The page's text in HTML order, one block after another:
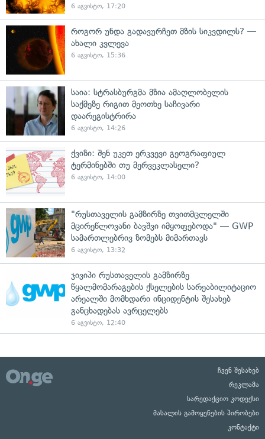
6 აგვისტო, 17:20
როგორ უნდა გადავურჩეთ მზის სიკვდილს? —
ახალი კვლევა
6 აგვისტო, 15:36
საია: სტრასბურგმა მზია ამაღლობელის
საქმეზე რიგით მეოთხე საჩივარი
დაარეგისტრირა
6 აგვისტო, 14:26
ქვიზი: შენ უკეთ ერკვევი გეოგრაფიულ
ტერმინებში თუ მერვეკლასელი?
6 აგვისტო, 14:00
"რუსთაველის გამზირზე თვითმცლელში
მცირეწლოვანი ბავშვი იმყოფებოდა" — GWP
სამართლებრივ ზომებს მიმართავს
6 აგვისტო, 13:32
ჯივიპი რუსთაველის გამზირზე
წყალმომარაგების ქსელების სარეაბილიტაციო
არეალში მომხდარი ინციდენტის შესახებ
განცხადებას ავრცელებს
6 აგვისტო, 12:40
ჩვენ შესახებ
რეკლამა
სარედაქციო კოდექსი
მასალის გამოყენების პირობები
კონტაქტი